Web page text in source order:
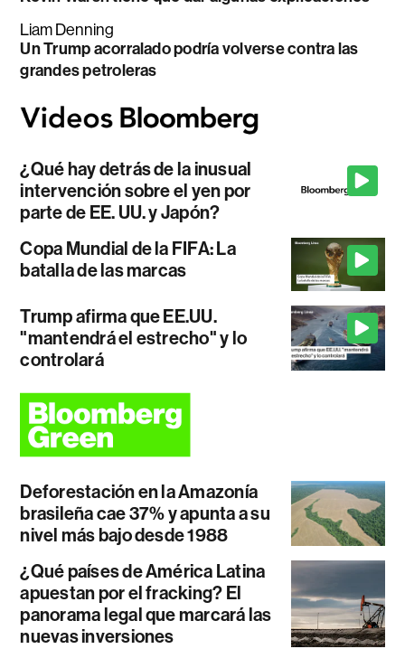
Liam Denning
Un Trump acorralado podría volverse contra las
grandes petroleras
¿Qué hay detrás de la inusual
intervención sobre el yen por
parte de EE. UU. y Japón?
Copa Mundial de la FIFA: La
batalla de las marcas
Trump afirma que EE.UU.
"mantendrá el estrecho" y lo
controlará
Deforestación en la Amazonía
brasileña cae 37% y apunta a su
nivel más bajo desde 1988
¿Qué países de América Latina
apuestan por el fracking? El
panorama legal que marcará las
nuevas inversiones